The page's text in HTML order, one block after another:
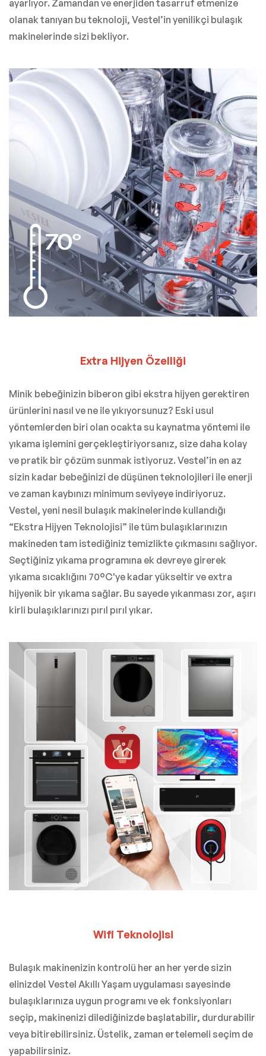
ayarlıyor. Zamandan ve enerjiden tasarruf etmenize
olanak tanıyan bu teknoloji, Vestel’in yenilikçi bulaşık
makinelerinde sizi bekliyor.
Extra Hijyen Özelliği
Minik bebeğinizin biberon gibi ekstra hijyen gerektiren
ürünlerini nasıl ve ne ile yıkıyorsunuz? Eski usul
yöntemlerden biri olan ocakta su kaynatma yöntemi ile
yıkama işlemini gerçekleştiriyorsanız, size daha kolay
ve pratik bir çözüm sunmak istiyoruz. Vestel’in en az
sizin kadar bebeğinizi de düşünen teknolojileri ile enerji
ve zaman kaybınızı minimum seviyeye indiriyoruz.
Vestel, yeni nesil bulaşık makinelerinde kullandığı
“Ekstra Hijyen Teknolojisi” ile tüm bulaşıklarınızın
makineden tam istediğiniz temizlikte çıkmasını sağlıyor.
Seçtiğiniz yıkama programına ek devreye girerek
yıkama sıcaklığını 70°C'ye kadar yükseltir ve extra
hijyenik bir yıkama sağlar. Bu sayede yıkanması zor, aşırı
kirli bulaşıklarınızı pırıl pırıl yıkar.
Wifi Teknolojisi
Bulaşık makinenizin kontrolü her an her yerde sizin
elinizde! Vestel Akıllı Yaşam uygulaması sayesinde
bulaşıklarınıza uygun programı ve ek fonksiyonları
seçip, makinenizi dilediğinizde başlatabilir, durdurabilir
veya bitirebilirsiniz. Üstelik, zaman ertelemeli seçim de
yapabilirsiniz.